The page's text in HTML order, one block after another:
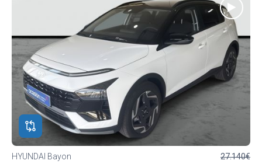
HYUNDAI Bayon 27.140€